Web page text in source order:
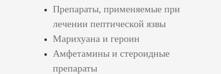
Препараты, применяемые при
лечении пептической язвы
Марихуана и героин
Амфетамины и стероидные
препараты